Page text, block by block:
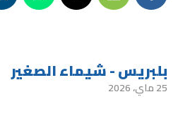
بلبريس - شيماء الصغير
25 ماي، 2026